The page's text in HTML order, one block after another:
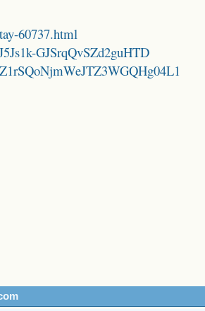
60737.html
GJSrqQvSZd2guHTD